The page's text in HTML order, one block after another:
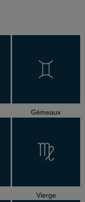
Gémeaux
Vierge